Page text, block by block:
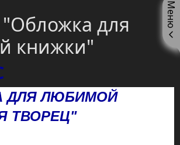
"Обложка для
книжки"
ДЛЯ ЛЮБИМОЙ
ТВОРЕЦ"
Меню